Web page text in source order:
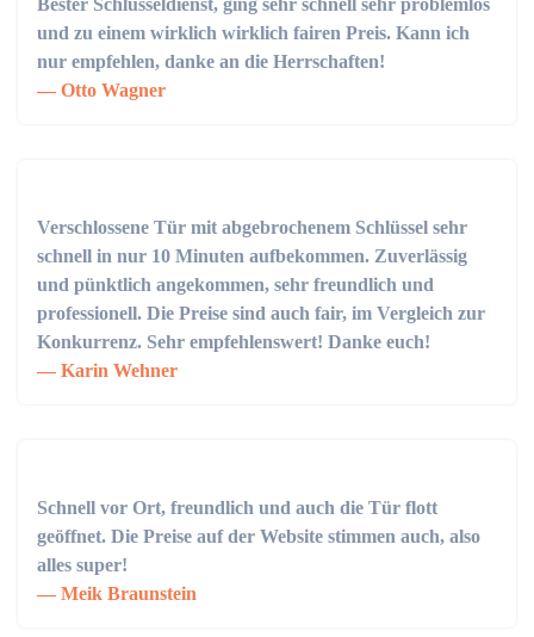
Bester Schlüsseldienst, ging sehr schnell sehr problemlos
und zu einem wirklich wirklich fairen Preis. Kann ich
nur empfehlen, danke an die Herrschaften!
Otto Wagner
Verschlossene Tür mit abgebrochenem Schlüssel sehr
schnell in nur 10 Minuten aufbekommen. Zuverlässig
und pünktlich angekommen, sehr freundlich und
professionell. Die Preise sind auch fair, im Vergleich zur
Konkurrenz. Sehr empfehlenswert! Danke euch!
Karin Wehner
Schnell vor Ort, freundlich und auch die Tür flott
geöffnet. Die Preise auf der Website stimmen auch, also
alles super!
Meik Braunstein